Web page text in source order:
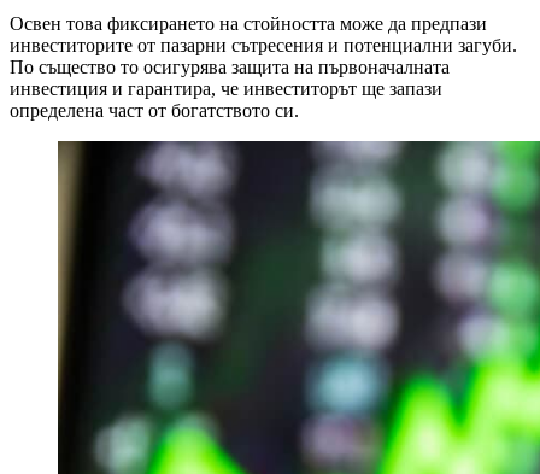
Освен това фиксирането на стойността може да предпази
инвеститорите от пазарни сътресения и потенциални загуби.
По същество то осигурява защита на първоначалната
инвестиция и гарантира, че инвеститорът ще запази
определена част от богатството си.